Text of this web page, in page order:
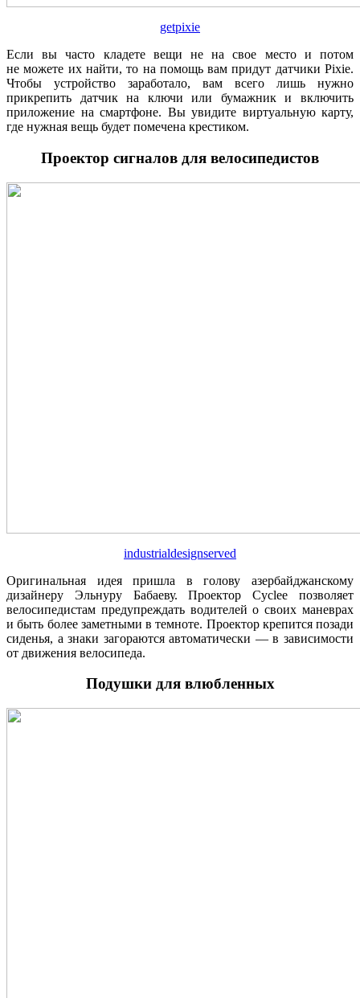
getpixie
Если вы часто кладете вещи не на свое место и потом
не можете их найти, то на помощь вам придут датчики Pixie.
Чтобы устройство заработало, вам всего лишь нужно
прикрепить датчик на ключи или бумажник и включить
приложение на смартфоне. Вы увидите виртуальную карту,
где нужная вещь будет помечена крестиком.
Проектор сигналов для велосипедистов
industrialdesignserved
Оригинальная идея пришла в голову азербайджанскому
дизайнеру Эльнуру Бабаеву. Проектор Cyclee позволяет
велосипедистам предупреждать водителей о своих маневрах
и быть более заметными в темноте. Проектор крепится позади
сиденья, а знаки загораются автоматически — в зависимости
от движения велосипеда.
Подушки для влюбленных